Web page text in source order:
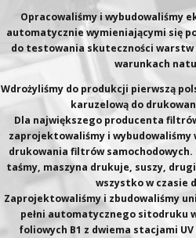
Opracowaliśmy i wybudowaliśmy
automatycznie wymieniającymi się
do testowania skuteczności
warunkach
Wdrożyliśmy do produkcji pierwszą
karuzelową do
Dla największego producenta
zaprojektowaliśmy i wybudowaliśmy
drukowania filtrów
taśmy, maszyna drukuje, suszy,
wszystko w czasie
Zaprojektowaliśmy i zbudowaliśmy
pełni automatycznego sitodruku
foliowych B1 z dwiema stacjami